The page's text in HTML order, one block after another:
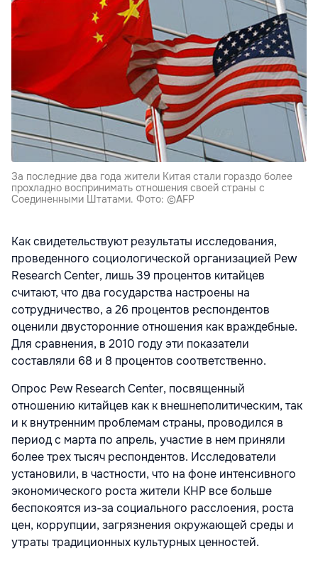
За последние два года жители Китая стали гораздо более
прохладно воспринимать отношения своей страны с
Соединенными Штатами. Фото: ©AFP
Как свидетельствуют результаты исследования,
проведенного социологической организацией Pew
Research Center, лишь 39 процентов китайцев
считают, что два государства настроены на
сотрудничество, а 26 процентов респондентов
оценили двусторонние отношения как враждебные.
Для сравнения, в 2010 году эти показатели
составляли 68 и 8 процентов соответственно.
Опрос Pew Research Center, посвященный
отношению китайцев как к внешнеполитическим, так
и к внутренним проблемам страны, проводился в
период с марта по апрель, участие в нем приняли
более трех тысяч респондентов. Исследователи
установили, в частности, что на фоне интенсивного
экономического роста жители КНР все больше
беспокоятся из-за социального расслоения, роста
цен, коррупции, загрязнения окружающей среды и
утраты традиционных культурных ценностей.